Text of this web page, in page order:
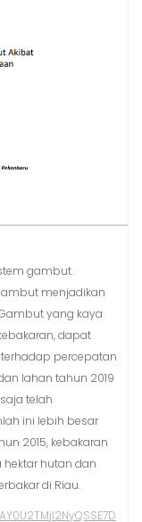
gambut.
menjadikan
yang kaya
dapat
percepatan
lahan tahun 2019
telah
ini lebih besar
2015, kebakaran
hutan dan
di Riau.